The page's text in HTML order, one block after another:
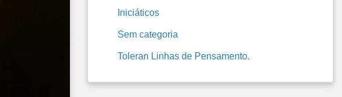
Iniciáticos
Sem categoria
Toleran Linhas de Pensamento.